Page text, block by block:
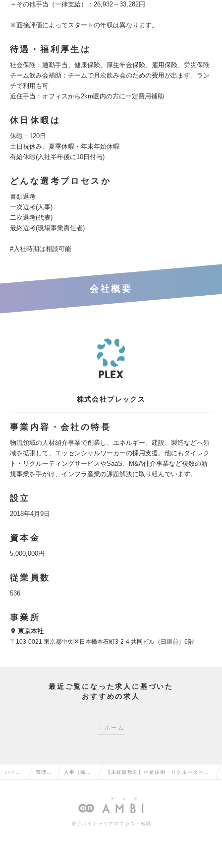
＋その他手当（一律支給）：26,932～33,282円
※面接評価によってスタートの年収は異なります。
待遇・福利厚生は
社会保険：通勤手当、健康保険、厚生年金保険、雇用保険、労災保険
チーム飲み会補助：チームで月次飲み会のための費用が出ます。ラン
チで利用も可
近住手当：オフィスから2km圏内の方に一定費用補助
休日休暇は
休暇：120日
土日祝休み、夏季休暇・年末年始休暇
有給休暇(入社半年後に10日付与)
どんな選考プロセスか
書類選考
一次選考(人事)
二次選考(代表)
最終選考(現場事業責任者)
#入社時期は相談可能
会社概要
株式会社プレックス
事業内容・会社の特長
物流領域の人材紹介事業で創業し、エネルギー、建設、製造などへ領
域を拡張して、エッセンシャルワーカーの採用支援。他にもダイレク
ト・リクルーティングサービスやSaaS、M&A仲介事業など複数の新
規事業を手がけ、インフラ産業の課題解決に取り組んでいます。
設立
2018年4月9日
資本金
5,000,000円
従業員数
536
事業所
東京本社
〒103-0021 東京都中央区日本橋本石町3-2-4 共同ビル（日銀前）6階
最近ご覧になった求人に基づいた
おすすめの求人
ホーム
ハイク 管理部 人事（採
ど）の転職
【未経験歓迎】中途採用・リクルーター※
務をお任せの求人情報
若手ハイキャリアのスカウト転職